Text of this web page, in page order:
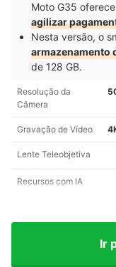
Moto G35 oferece
agilizar
Nesta versão, o
armazenamento
de 128 GB.
Resolução da
Câmera
Gravação de Vídeo
Lente Teleobjetiva
Recursos com IA
Ir